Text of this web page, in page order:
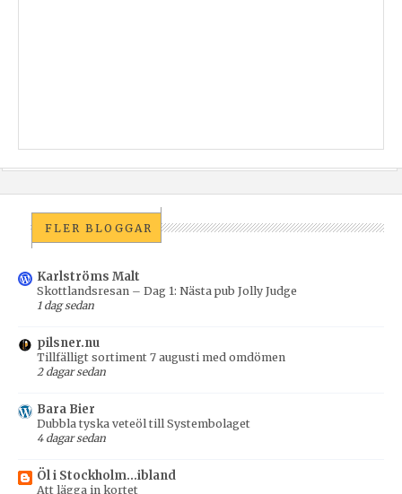
FLER BLOGGAR
Karlströms Malt
Skottlandsresan – Dag 1: Nästa pub Jolly Judge
1 dag sedan
pilsner.nu
Tillfälligt sortiment 7 augusti med omdömen
2 dagar sedan
Bara Bier
Dubbla tyska veteöl till Systembolaget
4 dagar sedan
Öl i Stockholm...ibland
Att lägga in kortet